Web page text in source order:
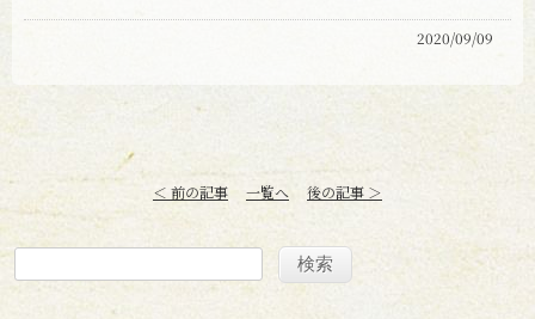
2020/09/09
＜ 前の記事 一覧へ 後の記事 ＞